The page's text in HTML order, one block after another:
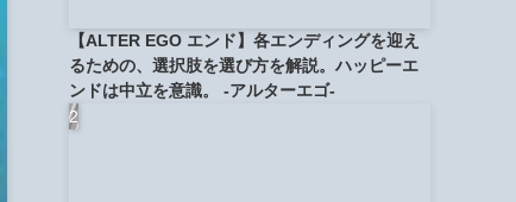
【ALTER EGO エンド】各エンディングを迎え
るための、選択肢を選び方を解説。ハッピーエ
ンドは中立を意識。 -アルターエゴ-